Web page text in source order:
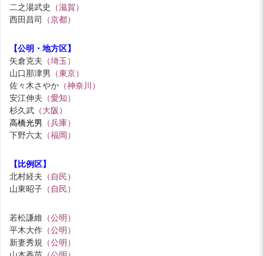
二之湯武史
（滋賀）
西田昌司
（京都）
【公明・地方区】
矢倉克夫 （埼玉）
山口那津男
（東京）
佐々木さやか （神奈川）
安江伸夫 （愛知）
杉久武 （大阪）
高橋光男
（兵庫）
下野六太 （福岡）
【比例区】
北村経夫 （自民）
山東昭子 （自民）
若松謙維 （公明）
平木大作 （公明）
新妻秀規
（公明）